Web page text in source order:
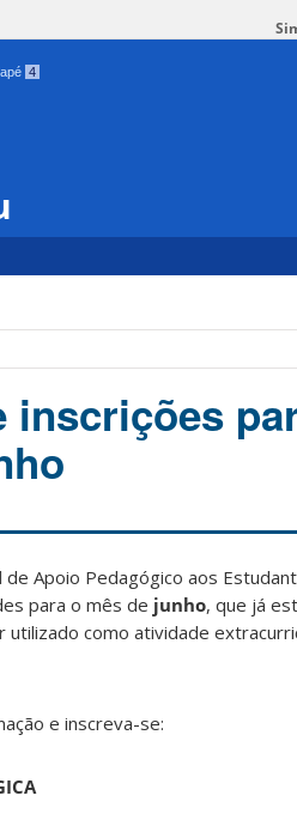
4
inscrições
Apoio Pedagógico aos
para o mês de junho, que já
como atividade
e inscreva-se: